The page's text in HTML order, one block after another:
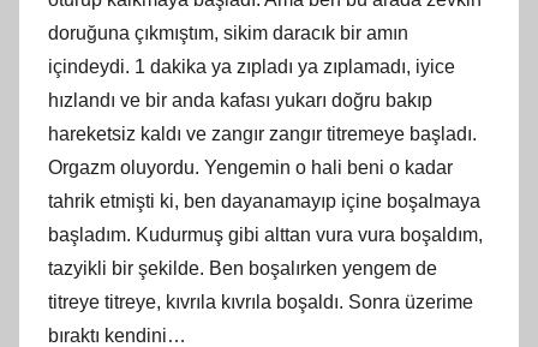
doruğuna çıkmıştım, sikim daracık bir amın
içindeydi. 1 dakika ya zıpladı ya zıplamadı, iyice
hızlandı ve bir anda kafası yukarı doğru bakıp
hareketsiz kaldı ve zangır zangır titremeye başladı.
Orgazm oluyordu. Yengemin o hali beni o kadar
tahrik etmişti ki, ben dayanamayıp içine boşalmaya
başladım. Kudurmuş gibi alttan vura vura boşaldım,
tazyikli bir şekilde. Ben boşalırken yengem de
titreye titreye, kıvrıla kıvrıla boşaldı. Sonra üzerime
bıraktı kendini…